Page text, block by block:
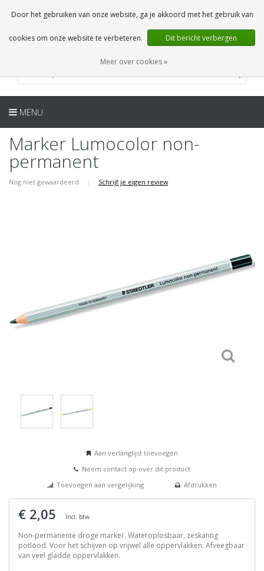
0 Artikelen
NL
MENU
Marker Lumocolor non-
permanent
Nog niet gewaardeerd | Schrijf je eigen review
Aan verlanglijst toevoegen
Neem contact op over dit product
Toevoegen aan vergelijking
Afdrukken
€ 2,05 Incl. btw
Non-permanente droge marker. Wateroplosbaar, zeskantig
potlood. Voor het schijven op vrijwel alle oppervlakken. Afveegbaar
van veel gladde oppervlakken.
Door het gebruiken van onze website, ga je akkoord met het gebruik van
cookies om onze website te verbeteren. Dit bericht verbergen
Meer over cookies »